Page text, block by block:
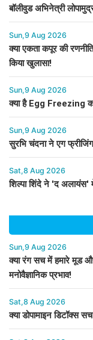
बॉलीवुड अभिनेत्री
Sun,9 Aug 2026
क्या एकता कपूर की
किया खुलासा!
Sun,9 Aug 2026
क्या है Egg Freezing
Sun,9 Aug 2026
सुरभि चंदना ने एग
Sat,8 Aug 2026
शिल्पा शिंदे ने 'द अलायंस'
Sun,9 Aug 2026
क्या रंग सच में हमारे मूड
मनोवैज्ञानिक प्रभाव!
Sat,8 Aug 2026
क्या डोपामाइन डिटॉक्स